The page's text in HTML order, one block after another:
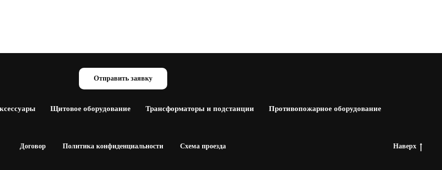
Отправить заявку
Щитовое оборудование Трансформаторы и подстанции Противопожарное оборудование
Договор Политика конфиденциальности Схема проезда Наверх